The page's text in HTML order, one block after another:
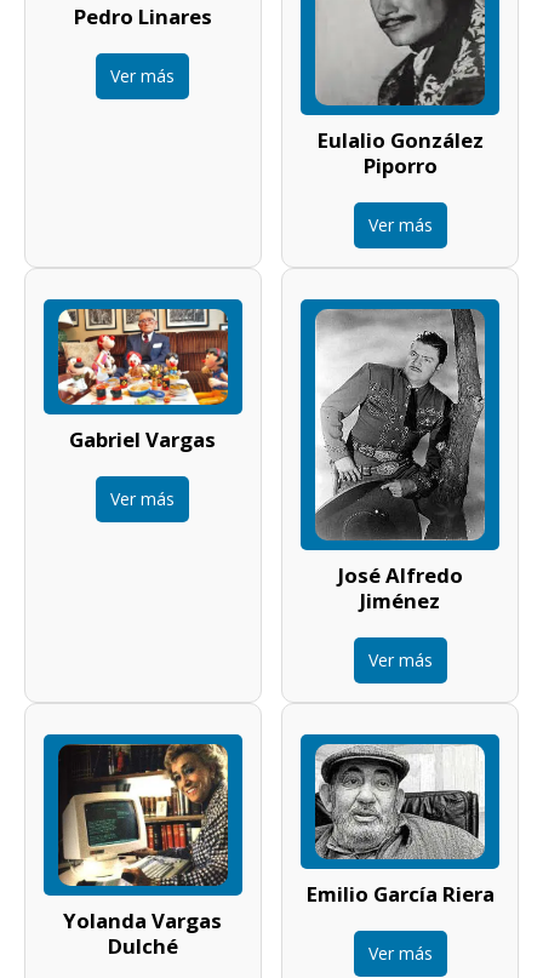
Pedro Linares
Ver más
Eulalio González
Piporro
Ver más
Gabriel Vargas
Ver más
José Alfredo
Jiménez
Ver más
Yolanda Vargas
Dulché
Emilio García Riera
Ver más